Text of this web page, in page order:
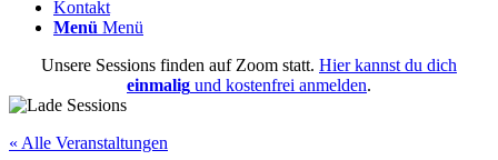
Kontakt
Menü Menü
Unsere Sessions finden auf Zoom statt. Hier kannst du dich
einmalig und kostenfrei anmelden.
« Alle Veranstaltungen